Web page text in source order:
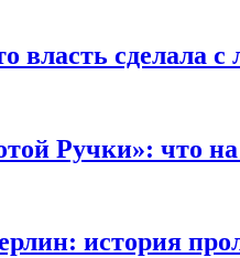
власть сделала
Ручки»: что на
история